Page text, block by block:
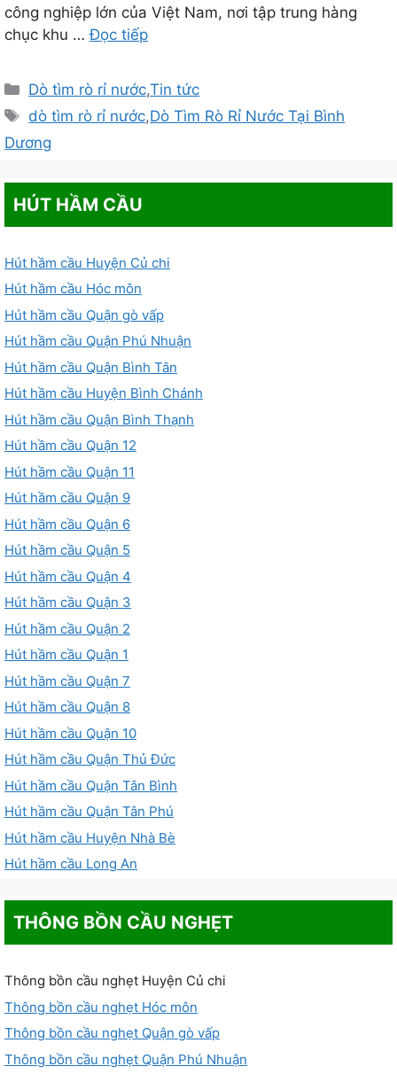
công nghiệp lớn của Việt Nam, nơi tập trung hàng
chục khu …Đọc tiếp
Danh
mục
Dò tìm rò rỉ nước,Tin tức
Thẻ
dò tìm rò rỉ nước,Dò Tìm Rò Rỉ Nước Tại Bình
Dương
HÚT HẦM CẦU
Hút hầm cầu Huyện Củ chi
Hút hầm cầu Hóc môn
Hút hầm cầu Quận gò vấp
Hút hầm cầu Quận Phú Nhuận
Hút hầm cầu Quận Bình Tân
Hút hầm cầu Huyện Bình Chánh
Hút hầm cầu Quận Bình Thạnh
Hút hầm cầu Quận 12
Hút hầm cầu Quận 11
Hút hầm cầu Quận 9
Hút hầm cầu Quận 6
Hút hầm cầu Quận 5
Hút hầm cầu Quận 4
Hút hầm cầu Quận 3
Hút hầm cầu Quận 2
Hút hầm cầu Quận 1
Hút hầm cầu Quận 7
Hút hầm cầu Quận 8
Hút hầm cầu Quận 10
Hút hầm cầu Quận Thủ Đức
Hút hầm cầu Quận Tân Bình
Hút hầm cầu Quận Tân Phú
Hút hầm cầu Huyện Nhà Bè
Hút hầm cầu Long An
THÔNG BỒN CẦU NGHẸT
Thông bồn cầu nghẹt Huyện Củ chi
Thông bồn cầu nghẹt Hóc môn
Thông bồn cầu nghẹt Quận gò vấp
Thông bồn cầu nghẹt Quận Phú Nhuận